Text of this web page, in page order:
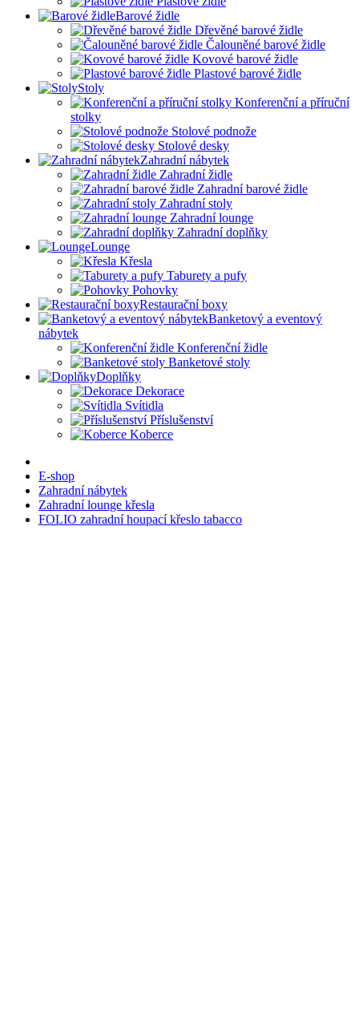
Barové židle
Dřevěné barové židle
Čalouněné barové židle
Kovové barové židle
Plastové barové židle
Stoly
Konferenční a příruční
stolky
Stolové podnože
Stolové desky
Zahradní nábytek
Zahradní židle
Zahradní barové židle
Zahradní stoly
Zahradní lounge
Zahradní doplňky
Lounge
Křesla
Taburety a pufy
Pohovky
Restaurační boxy
Banketový a eventový
nábytek
Konferenční židle
Banketové stoly
Doplňky
Dekorace
Svítidla
Příslušenství
Koberce
E-shop
Zahradní nábytek
Zahradní lounge křesla
FOLIO zahradní houpací křeslo tabacco